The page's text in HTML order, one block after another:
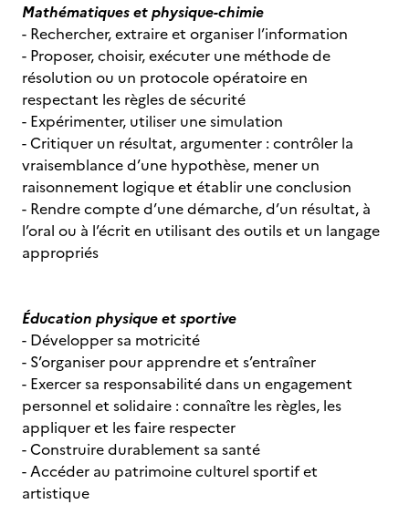
Mathématiques et physique-chimie
- Rechercher, extraire et organiser l’information
- Proposer, choisir, exécuter une méthode de
résolution ou un protocole opératoire en
respectant les règles de sécurité
- Expérimenter, utiliser une simulation
- Critiquer un résultat, argumenter : contrôler la
vraisemblance d’une hypothèse, mener un
raisonnement logique et établir une conclusion
- Rendre compte d’une démarche, d’un résultat, à
l’oral ou à l’écrit en utilisant des outils et un langage
appropriés
Éducation physique et sportive
- Développer sa motricité
- S’organiser pour apprendre et s’entraîner
- Exercer sa responsabilité dans un engagement
personnel et solidaire : connaître les règles, les
appliquer et les faire respecter
- Construire durablement sa santé
- Accéder au patrimoine culturel sportif et
artistique